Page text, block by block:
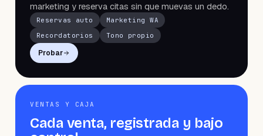
marketing y reserva citas sin que muevas un dedo.
Reservas auto
Marketing WA
Recordatorios
Tono propio
Probar
VENTAS Y CAJA
Cada venta, registrada y bajo